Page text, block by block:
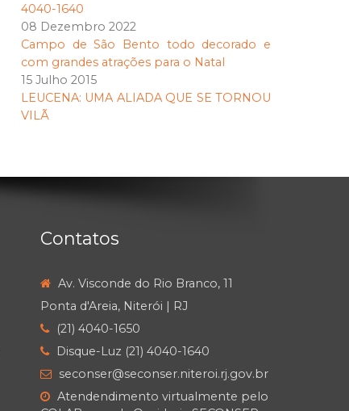
4040-1640
08 Dezembro 2022
Campo de São Bento todo decorado e
com grandes atrações para o Natal
15 Julho 2015
LEUCENA: UMA ALIADA QUE SE TORNOU
VILÃ
Contatos
Av. Visconde do Rio Branco, 11
Ponta d'Areia, Niterói | RJ
(21) 4040-1650
Disque-Luz (21) 4040-1640
seconser@seconser.niteroi.rj.gov.br
Atendendimento virtualmente pelo